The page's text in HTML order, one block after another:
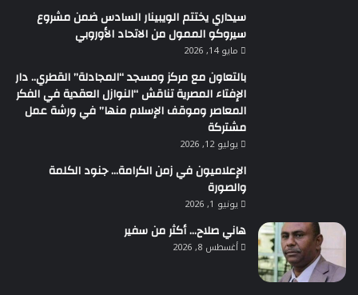
سيداري يختتم الويبينار السادس ضمن مشروع
سيروكو الممول من الاتحاد الأوروبي
مايو 14, 2026
بالتعاون مع مركز ومسجد “المجادلة” القطري.. دار
الإفتاء المصرية تناقش “النوازل العقدية في الفكر
المعاصر وموقف الإسلام منها” في ورشة عمل
مشتركة
يوليو 12, 2026
الإعلاميون في زمن الكرامة… جنود الكلمة
والصورة
يونيو 1, 2026
هاني صلاح… أكثر من سفير
أغسطس 8, 2026